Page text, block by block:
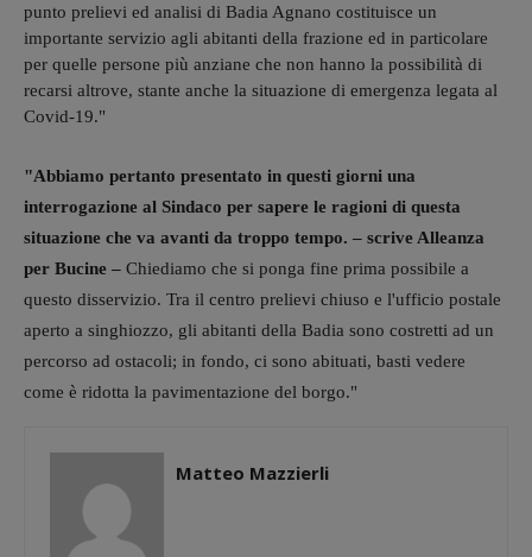
punto prelievi ed analisi di Badia Agnano costituisce un
importante servizio agli abitanti della frazione ed in particolare
per quelle persone più anziane che non hanno la possibilità di
recarsi altrove, stante anche la situazione di emergenza legata al
Covid-19."
"Abbiamo pertanto presentato in questi giorni una
interrogazione al Sindaco per sapere le ragioni di questa
situazione che va avanti da troppo tempo. – scrive Alleanza
per Bucine – Chiediamo che si ponga fine prima possibile a
questo disservizio. Tra il centro prelievi chiuso e l'ufficio postale
aperto a singhiozzo, gli abitanti della Badia sono costretti ad un
percorso ad ostacoli; in fondo, ci sono abituati, basti vedere
come è ridotta la pavimentazione del borgo."
Matteo Mazzierli